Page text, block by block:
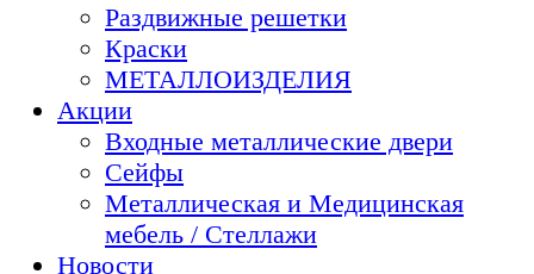
Раздвижные решетки
Краски
МЕТАЛЛОИЗДЕЛИЯ
Акции
Входные металлические двери
Сейфы
Металлическая и Медицинская
мебель / Стеллажи
Новости